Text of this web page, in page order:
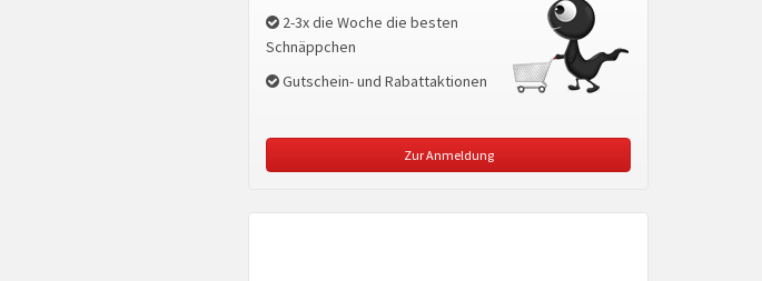
2-3x die Woche die besten
Schnäppchen
Gutschein- und Rabattaktionen
Zur Anmeldung